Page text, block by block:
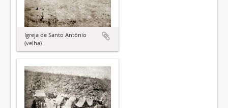
Igreja de Santo Antônio
(velha)